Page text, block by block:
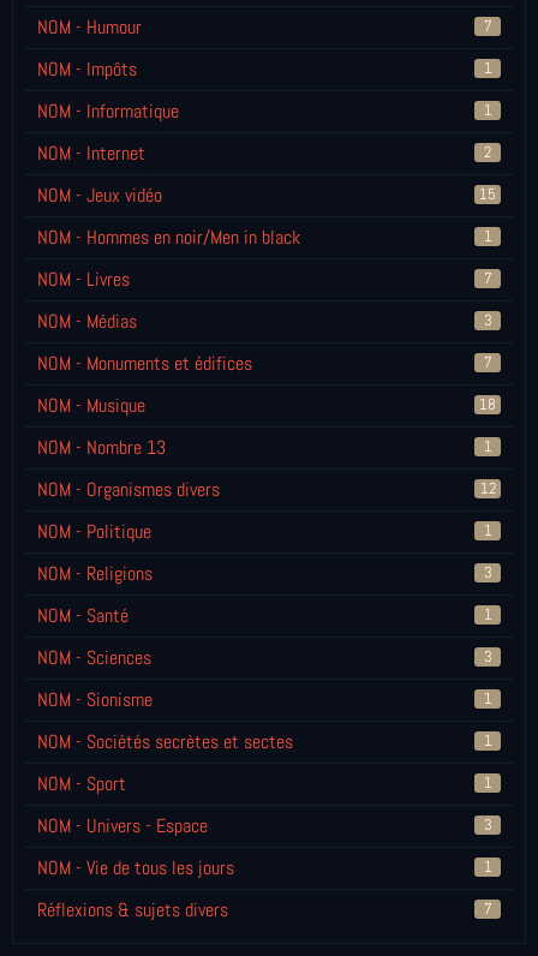
NOM - Humour 7
NOM - Impôts 1
NOM - Informatique 1
NOM - Internet 2
NOM - Jeux vidéo 15
NOM - Hommes en noir/Men in black 1
NOM - Livres 7
NOM - Médias 3
NOM - Monuments et édifices 7
NOM - Musique 18
NOM - Nombre 13 1
NOM - Organismes divers 12
NOM - Politique 1
NOM - Religions 3
NOM - Santé 1
NOM - Sciences 3
NOM - Sionisme 1
NOM - Sociétés secrètes et sectes 1
NOM - Sport 1
NOM - Univers - Espace 3
NOM - Vie de tous les jours 1
Réflexions & sujets divers 7